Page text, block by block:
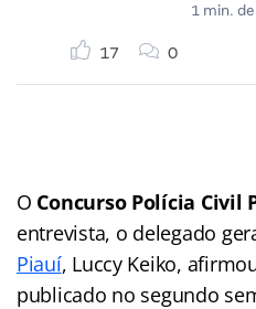
1 min.
17 0
O Concurso Polícia Civil
entrevista, o delegado
Piauí, Luccy Keiko,
publicado no segundo